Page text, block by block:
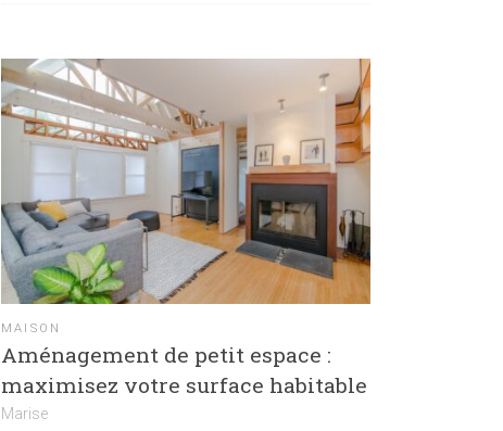
MAISON
Aménagement de petit espace :
maximisez votre surface habitable
Marise